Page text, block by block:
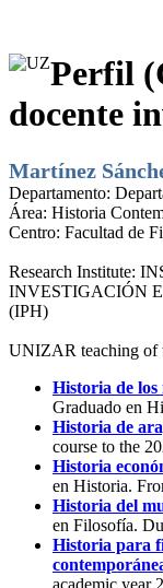
Perfil
docente
Martínez
Departamento:
Área: Historia
Centro: Facultad de
Research Institute:
INVESTIGACIÓN
(IPH)
UNIZAR teaching of
Historia de los
Graduado en
Historia de
course to the
Historia
en Historia.
Historia del
en Filosofía.
Historia para
academic year